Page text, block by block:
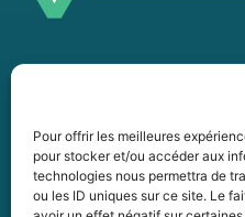
Pour offrir les meilleures
pour stocker et/ou accéder aux
technologies nous permettra de
ou les ID uniques sur ce site. Le
McMasterville
J3G 0B7